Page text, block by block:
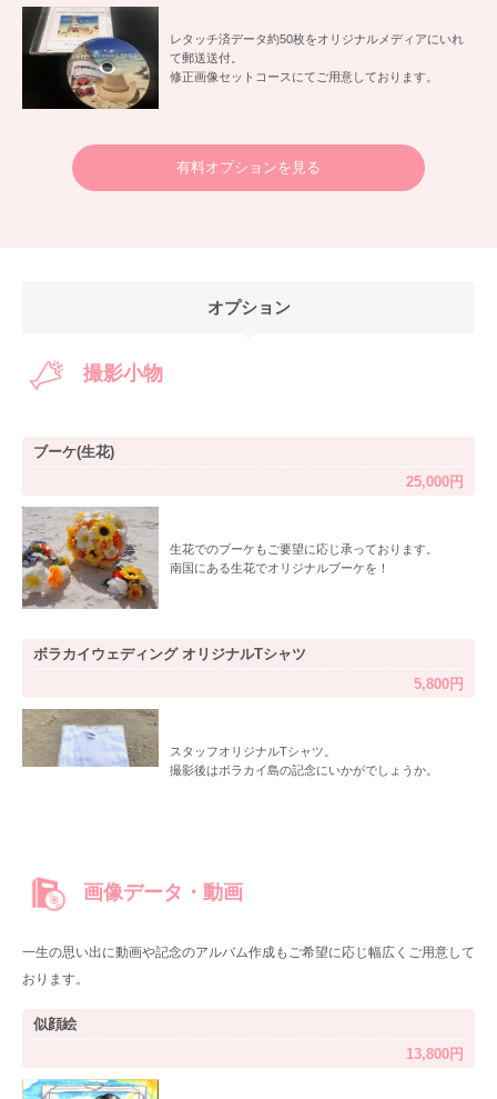
レタッチ済データ約50枚をオリジナルメディアにいれ
て郵送送付。
修正画像セットコースにてご用意しております。
有料オプションを見る
オプション
撮影小物
ブーケ(生花)
25,000円
生花でのブーケもご要望に応じ承っております。
南国にある生花でオリジナルブーケを！
ボラカイウェディング オリジナルTシャツ
5,800円
スタッフオリジナルTシャツ。
撮影後はボラカイ島の記念にいかがでしょうか。
画像データ・動画
一生の思い出に動画や記念のアルバム作成もご希望に応じ幅広くご用意して
おります。
似顔絵
13,800円